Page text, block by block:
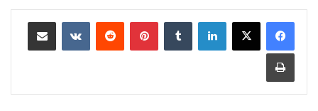
لينكدإن بينتيريست
مشاركة عبر البريد
طباعة